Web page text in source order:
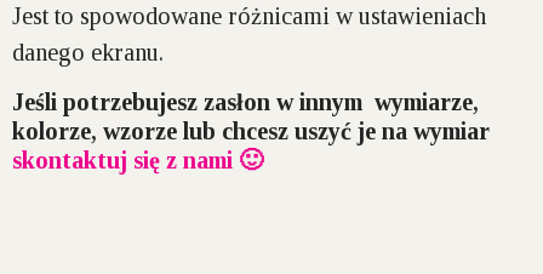
Jest to spowodowane różnicami w ustawieniach
danego ekranu.
Jeśli potrzebujesz zasłon w innym wymiarze,
kolorze, wzorze lub chcesz uszyć je na wymiar
skontaktuj się z nami 🙂